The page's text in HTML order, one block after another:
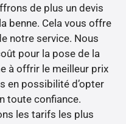
de plus un devis
benne. Cela vous offre
notre service. Nous
pour la pose de la
à offrir le meilleur prix
en possibilité d’opter
toute confiance.
les tarifs les plus